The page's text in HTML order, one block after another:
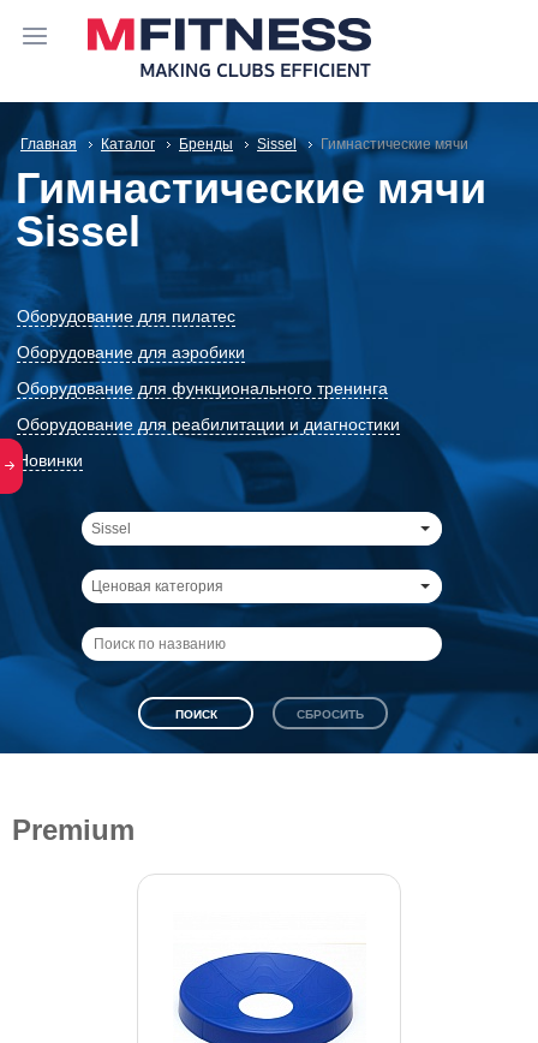
Главная Каталог Бренды Sissel Гимнастические мячи
Гимнастические мячи
Sissel
Оборудование для пилатес
Оборудование для аэробики
Оборудование для функционального тренинга
Оборудование для реабилитации и диагностики
Новинки
Sissel
Ценовая категория
Premium